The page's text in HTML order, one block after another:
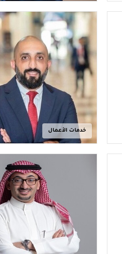
خدمات الأعمال